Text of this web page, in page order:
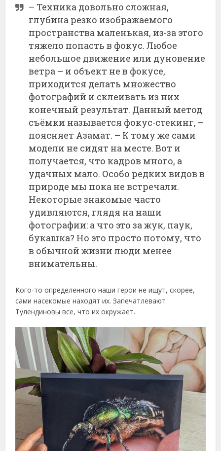
– Техника довольно сложная,
глубина резко изображаемого
пространства маленькая, из-за этого
тяжело попасть в фокус. Любое
небольшое движение или дуновение
ветра – и объект не в фокусе,
приходится делать множество
фотографий и склеивать из них
конечный результат. Данный метод
съёмки называется фокус-стекинг, –
поясняет Азамат. – К тому же сами
модели не сидят на месте. Вот и
получается, что кадров много, а
удачных мало. Особо редких видов в
природе мы пока не встречали.
Некоторые знакомые часто
удивляются, глядя на наши
фотографии: а что это за жук, паук,
букашка? Но это просто потому, что
в обычной жизни люди менее
внимательны.
Кого-то определенного наши герои не ищут, скорее,
сами насекомые находят их. Запечатлевают
Тулендиновы все, что их окружает.